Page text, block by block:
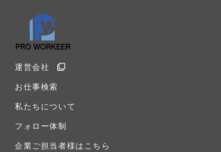
運営会社
お仕事検索
私たちについて
フォロー体制
企業ご担当者様はこちら